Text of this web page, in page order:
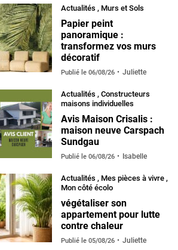
Actualités , Murs et Sols
Papier peint
panoramique :
transformez vos murs
décoratif
Publié le 06/08/26 Juliette
Actualités , Constructeurs
maisons individuelles
Avis Maison Crisalis :
maison neuve Carspach
Sundgau
Publié le 06/08/26 Isabelle
Actualités , Mes pièces à vivre ,
Mon côté écolo
végétaliser son
appartement pour lutte
contre chaleur
Publié le 05/08/26 Juliette